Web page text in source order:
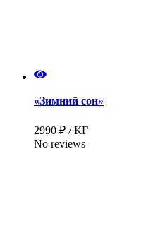
«Зимний сон»
2990 ₽ / КГ
No reviews